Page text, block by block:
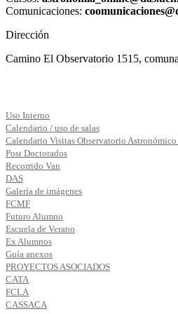
Comunicaciones:
Dirección
Camino El Observatorio 1515,
Uso Interno
Calendario / uso de salas
Calendario Visitas Observatorio
Post Doctorados
Recorrido Van
DAS
Galería de imágenes
FCMF
Futuro Alumno
Escuela de Verano
Ex Alumnos
Guía anexos
PROYECTOS ASOCIADOS
CATA
FCLA
CASSACA